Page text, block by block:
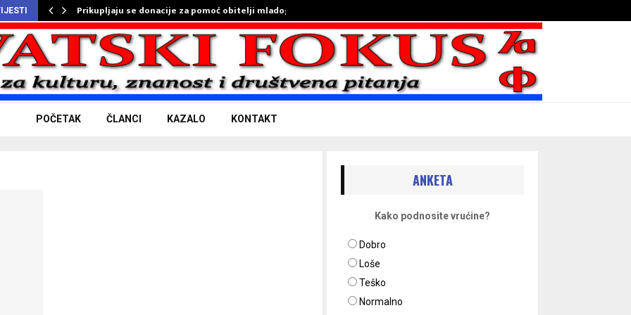
Prikupljaju se donacije za pomoć obitelji mladog…
POČETAK ČLANCI KAZALO KONTAKT
ANKETA
Kako podnosite vrućine?
Dobro
Loše
Teško
Normalno